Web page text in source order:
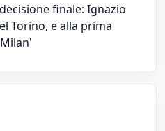
finale: Ignazio
Torino, e alla prima